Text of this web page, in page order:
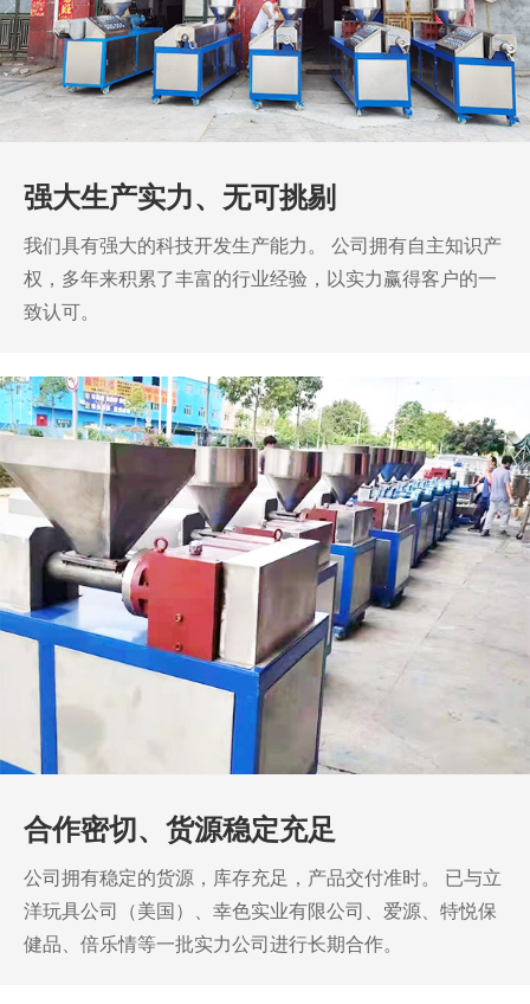
强大生产实力、无可挑剔
我们具有强大的科技开发生产能力。
公司拥有自主知识产
权，多年来积累了丰富的行业经验，以实力赢得客户的一
致认可。
合作密切、货源稳定充足
公司拥有稳定的货源，库存充足，产品交付准时。
已与立
洋玩具公司（美国）、幸色实业有限公司、爱源、特悦保
健品、倍乐情等一批实力公司进行长期合作。